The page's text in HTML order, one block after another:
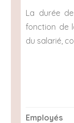
La durée
fonction de
du salarié,
Employés